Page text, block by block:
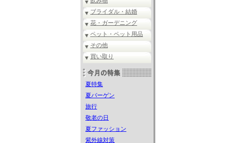
ブライダル・結婚
花・ガーデニング
ペット・ペット用品
その他
買い取り
夏特集
夏バーゲン
旅行
敬老の日
夏ファッション
紫外線対策